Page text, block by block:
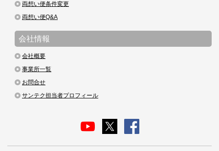
両想い便条件変更
両想い便Q&A
会社情報
会社概要
事業所一覧
お問合せ
サンテク担当者プロフィール